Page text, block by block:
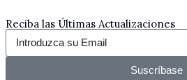
Reciba las Últimas Actualizaciones
Suscríbase